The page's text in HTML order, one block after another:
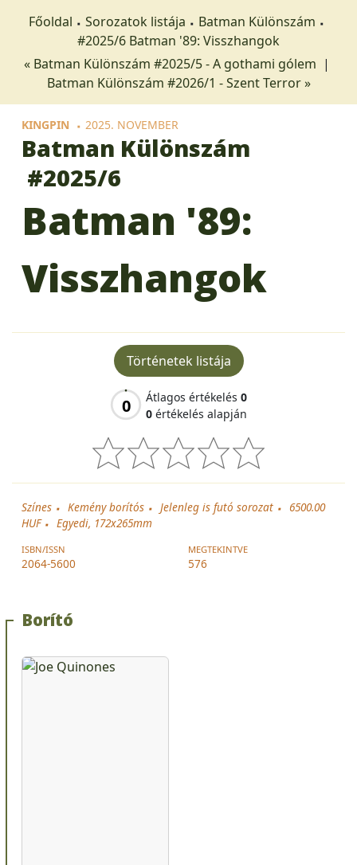
Főoldal Sorozatok listája
Batman Különszám
#2025/6 Batman '89: Visszhangok
« Batman Különszám #2025/5 - A gothami gólem |
Batman Különszám #2026/1 - Szent Terror »
KINGPIN 2025. NOVEMBER
Batman Különszám
#2025/6
Batman '89:
Visszhangok
Történetek listája
0 Átlagos értékelés 0
0 értékelés alapján
Színes Kemény borítós Jelenleg is futó sorozat
6500.00
HUF
Egyedi, 172x265mm
ISBN/ISSN
2064-5600
MEGTEKINTVE
576
Borító